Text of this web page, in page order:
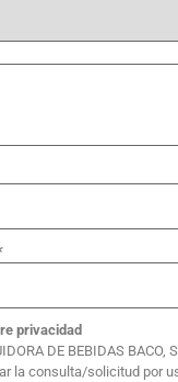
privacidad
DE BEBIDAS BACO,
la consulta/solicitud por